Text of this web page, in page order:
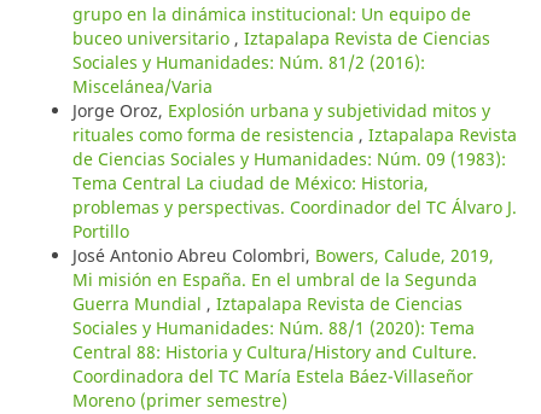
grupo en la dinámica institucional: Un equipo de
buceo universitario , Iztapalapa Revista de Ciencias
Sociales y Humanidades: Núm. 81/2 (2016):
Miscelánea/Varia
Jorge Oroz, Explosión urbana y subjetividad mitos y
rituales como forma de resistencia , Iztapalapa Revista
de Ciencias Sociales y Humanidades: Núm. 09 (1983):
Tema Central La ciudad de México: Historia,
problemas y perspectivas. Coordinador del TC Álvaro J.
Portillo
José Antonio Abreu Colombri, Bowers, Calude, 2019,
Mi misión en España. En el umbral de la Segunda
Guerra Mundial , Iztapalapa Revista de Ciencias
Sociales y Humanidades: Núm. 88/1 (2020): Tema
Central 88: Historia y Cultura/History and Culture.
Coordinadora del TC María Estela Báez-Villaseñor
Moreno (primer semestre)